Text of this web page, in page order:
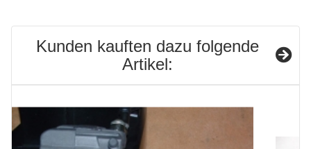
Kunden kauften dazu folgende
Artikel: